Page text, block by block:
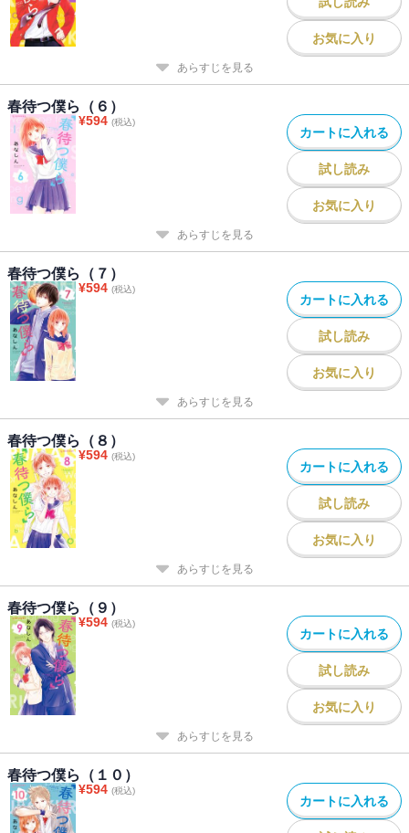
お気に入り
あらすじを見る
春待つ僕ら（６）
¥594 (税込)
カートに入れる
試し読み
お気に入り
あらすじを見る
春待つ僕ら（７）
¥594 (税込)
カートに入れる
試し読み
お気に入り
あらすじを見る
春待つ僕ら（８）
¥594 (税込)
カートに入れる
試し読み
お気に入り
あらすじを見る
春待つ僕ら（９）
¥594 (税込)
カートに入れる
試し読み
お気に入り
あらすじを見る
春待つ僕ら（１０）
¥594 (税込)
カートに入れる